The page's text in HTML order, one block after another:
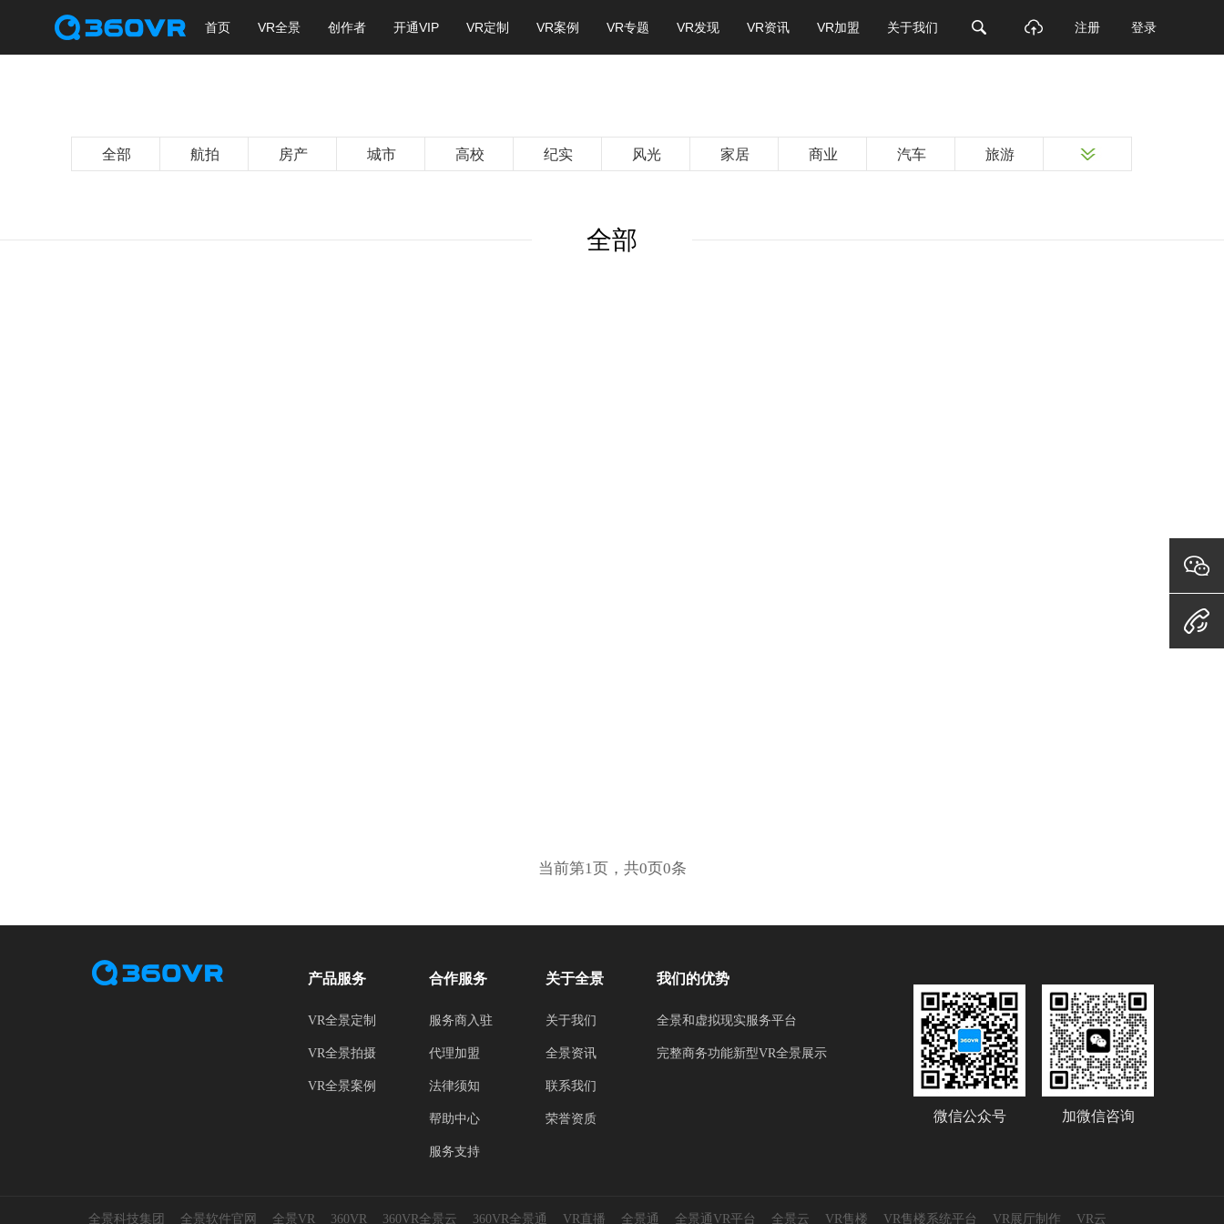
首页 VR全景 创作者 开通VIP VR定制 VR案例 VR专题 VR发现 VR资讯 VR加盟 关于我们 注册 登录
全部 航拍 房产 城市 高校 纪实 风光 家居 商业 汽车 旅游
全部
当前第1页，共0页0条
产品服务
VR全景定制
VR全景拍摄
VR全景案例
合作服务
服务商入驻
代理加盟
法律须知
帮助中心
服务支持
关于全景
关于我们
全景资讯
联系我们
荣誉资质
我们的优势
全景和虚拟现实服务平台
完整商务功能新型VR全景展示
微信公众号 加微信咨询
全景科技集团 全景软件官网 全景VR 360VR 360VR全景云 360VR全景通 VR直播 全景通 全景通VR平台 全景云 VR售楼 VR售楼系统平台 VR展厅制作 VR云